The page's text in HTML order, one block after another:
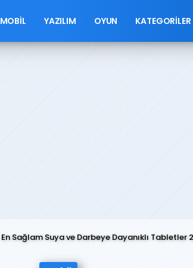
MOBIL YAZILIM OYUN KATEGORILER
En Sağlam Suya ve Darbeye Dayanıklı Tabletler